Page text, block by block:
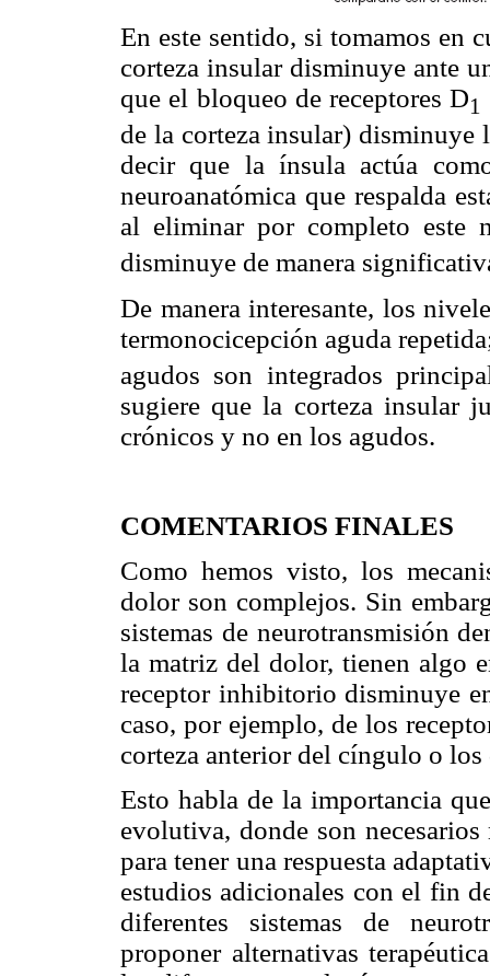
En este sentido, si tomamos en
corteza insular disminuye ante
que el bloqueo de receptores D1
de la corteza insular) disminuye
decir que la ínsula actúa
neuroanatómica que respalda
al eliminar por completo este
disminuye de manera
De manera interesante, los
termonocicepción aguda
agudos son integrados
sugiere que la corteza insular
crónicos y no en los agudos.
COMENTARIOS FINALES
Como hemos visto, los
dolor son complejos. Sin
sistemas de neurotransmisión
la matriz del dolor, tienen algo
receptor inhibitorio disminuye
caso, por ejemplo, de los
corteza anterior del cíngulo o
Esto habla de la importancia
evolutiva, donde son
para tener una respuesta
estudios adicionales con el fin
diferentes sistemas de
proponer alternativas